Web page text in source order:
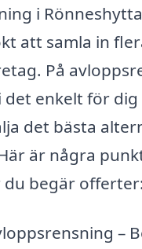
i
att samla in
På
det enkelt för
det bästa
är några
du begär offerter:
–